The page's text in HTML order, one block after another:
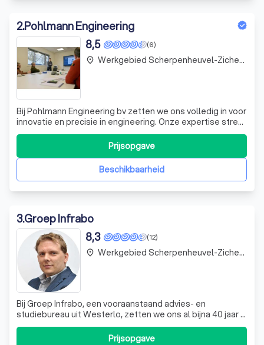
2.Pohlmann Engineering
(6)
8,5
Bij Pohlmann Engineering bv zetten we ons volledig in voor
innovatie en precisie in engineering. Onze expertise strekt
zich uit van het ontwerpen van geavanceerde
koelsystemen voor industriële reactoren tot het
implementeren van state-of-the-art ventilatiesystemen
met freecooling opties. Onze benade
Beschikbaarheid
Prijsopgave
place Werkgebied Scherpenheuvel-Zichem Testelt
3.Groep Infrabo
(12)
8,3
Bij Groep Infrabo, een vooraanstaand advies- en
studiebureau uit Westerlo, zetten we ons al bijna 40 jaar in
voor duurzaamheid en innovatie in onze projecten. We zijn
trots op onze aanpak waarbij we continu streven naar
Prijsopgave
place Werkgebied Scherpenheuvel-Zichem Testelt